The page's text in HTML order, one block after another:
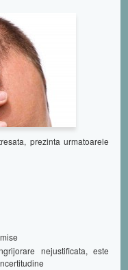
prezinta urmatoarele
nejustificata, este